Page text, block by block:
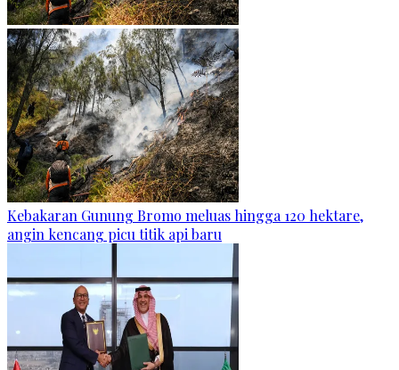
Kebakaran Gunung Bromo meluas hingga 120 hektare,
angin kencang picu titik api baru